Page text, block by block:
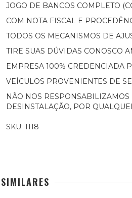
JOGO DE BANCOS COMPLETO
COM NOTA FISCAL E
TODOS OS MECANISMOS DE
TIRE SUAS DÚVIDAS CONOSCO
EMPRESA 100% CREDENCIADA
VEÍCULOS PROVENIENTES DE
NÃO NOS RESPONSABILIZAMOS
DESINSTALAÇÃO, POR
SKU: 1118